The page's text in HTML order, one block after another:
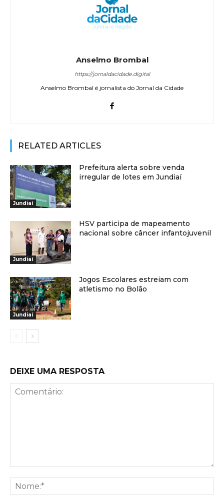
Anselmo Brombal
https://jornaldacidade.digital
Anselmo Brombal é jornalista do Jornal da Cidade
RELATED ARTICLES
Jundiaí
Prefeitura alerta sobre venda
irregular de lotes em Jundiaí
Jundiaí
HSV participa de mapeamento
nacional sobre câncer infantojuvenil
Jundiaí
Jogos Escolares estreiam com
atletismo no Bolão
DEIXE UMA RESPOSTA